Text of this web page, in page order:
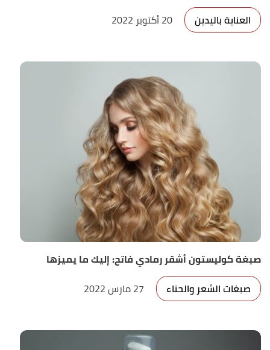
العناية باليدين
20 أكتوبر 2022
صبغة كوليستون أشقر رمادي فاتح: إليك ما يميزها
صبغات الشعر والحناء
27 مارس 2022